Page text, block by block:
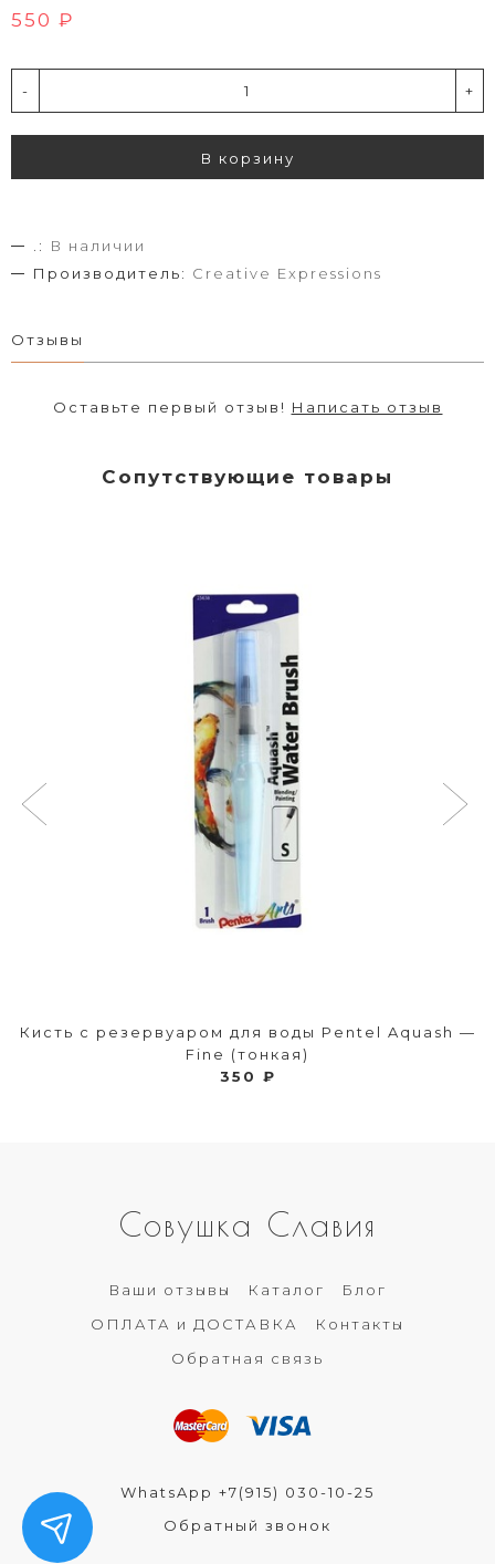
550 ₽
- +
В корзину
.:
В наличии
Производитель: Creative Expressions
Отзывы
Оставьте первый отзыв! Написать отзыв
Сопутствующие товары
Кисть с резервуаром для воды Pentel Aquash —
Fine (тонкая)
350 ₽
Совушка Славия
Ваши отзывы Каталог
Блог
ОПЛАТА и ДОСТАВКА
Контакты
Обратная связь
WhatsApp +7(915) 030-10-25
Обратный звонок